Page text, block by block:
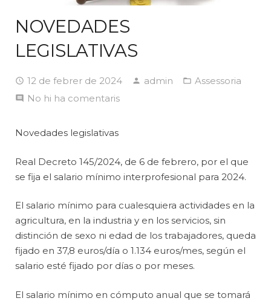
NOVEDADES
LEGISLATIVAS
12 de febrer de 2024 admin
Assessoria
No hi ha comentaris
Novedades legislativas
Real Decreto 145/2024, de 6 de febrero, por el que
se fija el salario mínimo interprofesional para 2024.
El salario mínimo para cualesquiera actividades en la
agricultura, en la industria y en los servicios, sin
distinción de sexo ni edad de los trabajadores, queda
fijado en 37,8 euros/día o 1.134 euros/mes, según el
salario esté fijado por días o por meses.
El salario mínimo en cómputo anual que se tomará